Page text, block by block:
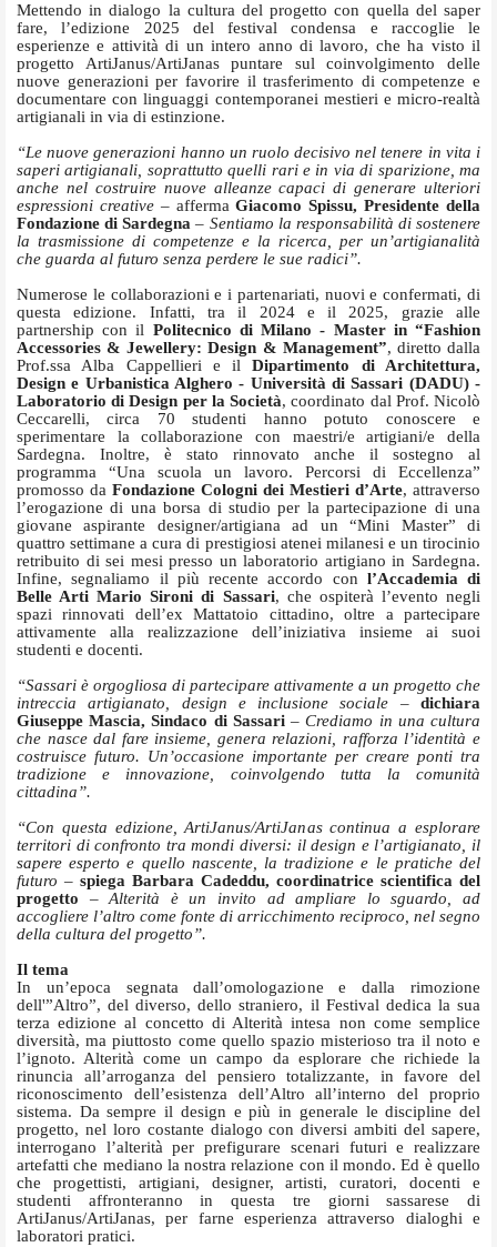
Mettendo in dialogo la cultura del progetto con quella del saper
fare, l’edizione 2025 del festival condensa e raccoglie le
esperienze e attività di un intero anno di lavoro, che ha visto il
progetto ArtiJanus/ArtiJanas puntare sul coinvolgimento delle
nuove generazioni per favorire il trasferimento di competenze e
documentare con linguaggi contemporanei mestieri e micro-realtà
artigianali in via di estinzione.
“Le nuove generazioni hanno un ruolo decisivo nel tenere in vita i
saperi artigianali, soprattutto quelli rari e in via di sparizione, ma
anche nel costruire nuove alleanze capaci di generare ulteriori
espressioni creative – affermaGiacomo Spissu, Presidente della
Fondazione di Sardegna – Sentiamo la responsabilità di sostenere
la trasmissione di competenze e la ricerca, per un’artigianalità
che guarda al futuro senza perdere le sue radici”.
Numerose le collaborazioni e i partenariati, nuovi e confermati, di
questa edizione. Infatti, tra il 2024 e il 2025, grazie alle
partnership con il Politecnico di Milano - Master in “Fashion
Accessories & Jewellery: Design & Management”, diretto dalla
Prof.ssa Alba Cappellieri e ilDipartimento di Architettura,
Design e Urbanistica Alghero - Università di Sassari (DADU) -
Laboratorio di Design per la Società, coordinato dal Prof. Nicolò
Ceccarelli, circa 70 studenti hanno potuto conoscere e
sperimentare la collaborazione con maestri/e artigiani/e della
Sardegna. Inoltre, è stato rinnovato anche il sostegno al
programma “Una scuola un lavoro. Percorsi di Eccellenza”
promosso da Fondazione Cologni dei Mestieri d’Arte, attraverso
l’erogazione di una borsa di studio per la partecipazione di una
giovane aspirante designer/artigiana ad un “Mini Master” di
quattro settimane a cura di prestigiosi atenei milanesi e un tirocinio
retribuito di sei mesi presso un laboratorio artigiano in Sardegna.
Infine, segnaliamo il più recente accordo con l’Accademia di
Belle Arti Mario Sironi di Sassari, che ospiterà l’evento negli
spazi rinnovati dell’ex Mattatoio cittadino, oltre a partecipare
attivamente alla realizzazione dell’iniziativa insieme ai suoi
studenti e docenti.
“Sassari è orgogliosa di partecipare attivamente a un progetto che
intreccia artigianato, design e inclusione sociale – dichiara
Giuseppe Mascia, Sindaco di Sassari– Crediamo in una cultura
che nasce dal fare insieme, genera relazioni, rafforza l’identità e
costruisce futuro. Un’occasione importante per creare ponti tra
tradizione e innovazione, coinvolgendo tutta la comunità
cittadina”.
“Con questa edizione, ArtiJanus/ArtiJanas continua a esplorare
territori di confronto tra mondi diversi: il design e l’artigianato, il
sapere esperto e quello nascente, la tradizione e le pratiche del
futuro – spiega Barbara Cadeddu, coordinatrice scientifica del
progetto – Alterità è un invito ad ampliare lo sguardo, ad
accogliere l’altro come fonte di arricchimento reciproco, nel segno
della cultura del progetto”.
Il tema
In un’epoca segnata dall’omologazione e dalla rimozione
dell'”Altro”, del diverso, dello straniero, il Festival dedica la sua
terza edizione al concetto di Alterità intesa non come semplice
diversità, mapiuttosto come quello spazio misterioso tra il noto e
l’ignoto. Alterità come un campo da esplorare che richiede la
rinuncia all’arroganza del pensiero totalizzante, in favore del
riconoscimento dell’esistenza dell’Altro all’interno del proprio
sistema. Da sempre il design e più in generale le discipline del
progetto, nel loro costante dialogo con diversi ambiti del sapere,
interrogano l’alterità per prefigurare scenari futuri e realizzare
artefatti che mediano la nostra relazione con il mondo. Ed è quello
che progettisti, artigiani, designer, artisti, curatori, docenti e
studenti affronteranno in questa tre giorni sassarese di
ArtiJanus/ArtiJanas, per farne esperienza attraverso dialoghi e
laboratori pratici.